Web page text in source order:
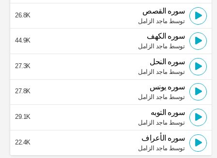
سوره القصص
توسط ماجد الزامل
26.8K
سوره الكهف
توسط ماجد الزامل
44.9K
سوره النحل
توسط ماجد الزامل
27.3K
سوره يونس
توسط ماجد الزامل
27.8K
سوره التوبه
توسط ماجد الزامل
29.1K
سوره الأعراف
توسط ماجد الزامل
22.4K